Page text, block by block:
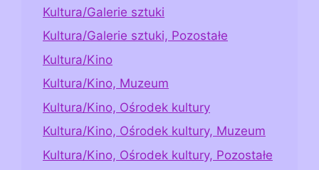
Kultura/Galerie sztuki
Kultura/Galerie sztuki, Pozostałe
Kultura/Kino
Kultura/Kino, Muzeum
Kultura/Kino, Ośrodek kultury
Kultura/Kino, Ośrodek kultury, Muzeum
Kultura/Kino, Ośrodek kultury, Pozostałe